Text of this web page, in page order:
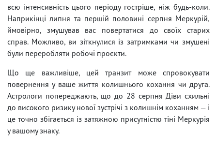
всю інтенсивність цього періоду гостріше, ніж будь-коли.
Наприкінці липня та першій половині серпня Меркурій,
ймовірно, змушував вас повертатися до своїх старих
справ. Можливо, ви зіткнулися із затримками чи змушені
були переробляти робочі проєкти.
Що ще важливіше, цей транзит може спровокувати
повернення у ваше життя колишнього кохання чи друга.
Астрологи попереджають, що до 28 серпня Діви схильні
до високого ризику нової зустрічі з колишнім коханням — і
це точно збігається із затяжною присутністю тіні Меркурія
у вашому знаку.